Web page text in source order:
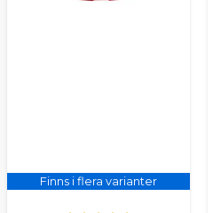
Finns i flera varianter